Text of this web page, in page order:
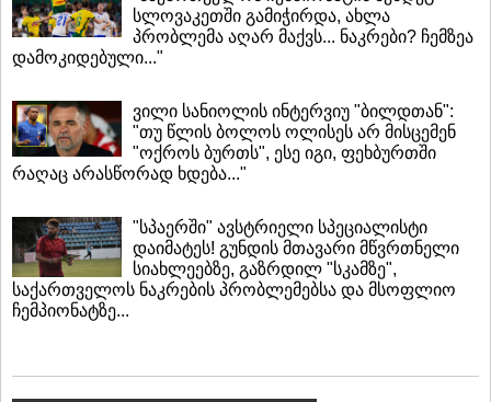
სლოვაკეთში გამიჭირდა, ახლა
პრობლემა აღარ მაქვს... ნაკრები? ჩემზეა
დამოკიდებული..."
ვილი სანიოლის ინტერვიუ "ბილდთან":
"თუ წლის ბოლოს ოლისეს არ მისცემენ
"ოქროს ბურთს", ესე იგი, ფეხბურთში
რაღაც არასწორად ხდება..."
"სპაერში" ავსტრიელი სპეციალისტი
დაიმატეს! გუნდის მთავარი მწვრთნელი
სიახლეებზე, გაზრდილ "სკამზე",
საქართველოს ნაკრების პრობლემებსა და მსოფლიო
ჩემპიონატზე...